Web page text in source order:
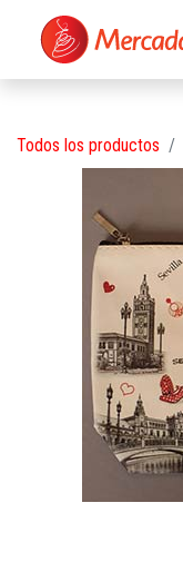
Todos los productos